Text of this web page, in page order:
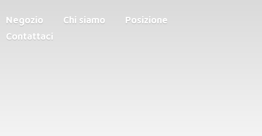
Negozio Chi siamo
Posizione
Contattaci